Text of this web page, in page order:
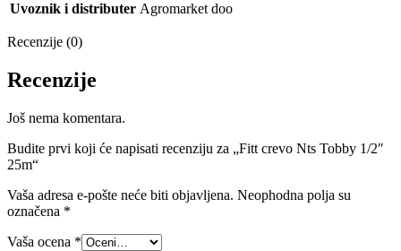
Uvoznik i distributer Agromarket doo
Recenzije (0)
Recenzije
Još nema komentara.
Budite prvi koji će napisati recenziju za „Fitt crevo Nts Tobby 1/2″
25m“
Vaša adresa e-pošte neće biti objavljena. Neophodna polja su
označena *
Vaša ocena *